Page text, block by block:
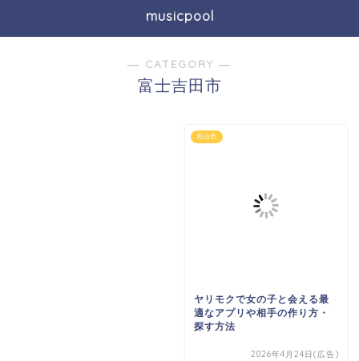
musicpool
― CATEGORY ―
富士吉田市
松山市
ヤリモクで女の子と会える最
適なアプリや相手の作り方・
探す方法
2026年4月24日(広告)